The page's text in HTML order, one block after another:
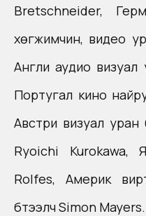
Bretschneider,
хөгжимчин, видео
Англи аудио визуал
Португал кино
Aвстри визуал уран
Ryoichi Kurokawa,
Rolfes, Aмерик
бүтээлч Simon Mayers.